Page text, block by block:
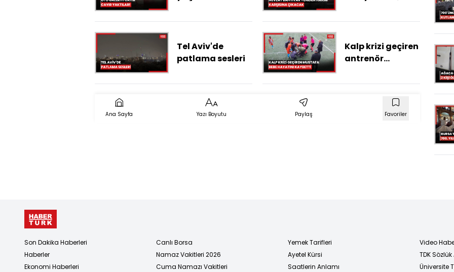
cayır yaktılar!
kararı sonrası
yeniden hakim
karşısına
Tel Aviv'de
patlama sesleri
Kalp krizi geçiren
antrenör
hayatını
Ana Sayfa Yazı Boyutu Paylaş Favoriler
Son Dakika Haberleri
Haberler
Ekonomi Haberleri
Canlı Borsa
Namaz Vakitleri 2026
Cuma Namazı Vakitleri
Yemek Tarifleri
Ayetel Kürsi
Saatlerin Anlamı
Video
TDK
Üniversite